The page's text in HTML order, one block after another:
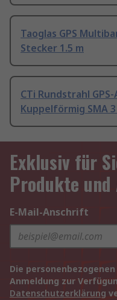
Taoglas GPS
Stecker 1.5 m
CTi Rundstrahl
Kuppelförmig SMA 3
Exklusiv für
Produkte und
E-Mail-Anschrift
Die
Anmeldung zur
Datenschutzerklärung